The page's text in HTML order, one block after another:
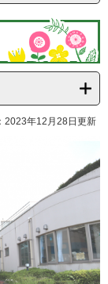
2023年12月28日更新